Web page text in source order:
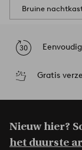
Bruine
Gratis
Nieuw hier?
het duurste